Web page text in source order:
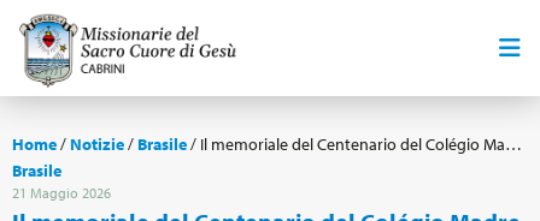
Home/ Notizie/ Brasile/ Il memoriale del Centenario del Colégio Madre Cabrini in digitale
Brasile
21 Maggio 2026